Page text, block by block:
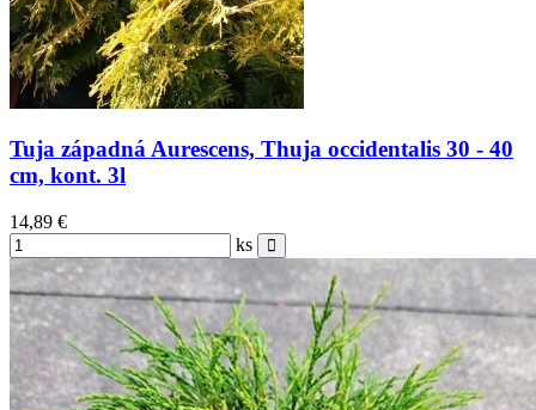
Tuja západná Aurescens, Thuja occidentalis 30 - 40
cm, kont. 3l
14,89 €
ks